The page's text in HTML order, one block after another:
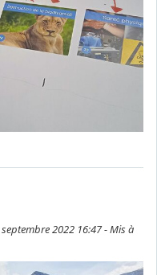
2022 16:47 - Mis à